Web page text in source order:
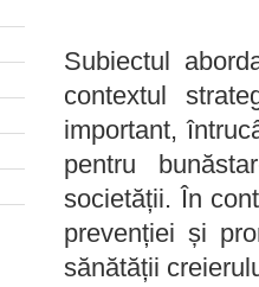
Subiectul
contextul
important,
pentru
societății. În
prevenției și
sănătății